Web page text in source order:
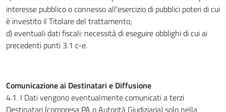
interesse pubblico o connesso all'esercizio di pubblici poteri di cui
è investito il Titolare del trattamento;
d) eventuali dati fiscali: necessità di eseguire obblighi di cui ai
precedenti punti 3.1 c-e.
Comunicazione ai Destinatari e Diffusione
4.1. I Dati vengono eventualmente comunicati a terzi
Destinatari (compresa PA o Autorità Giudiziaria) solo nella